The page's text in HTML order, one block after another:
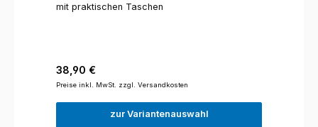
mit praktischen Taschen
Regulärer Preis:
38,90 €
Preise inkl. MwSt. zzgl. Versandkosten
zur Variantenauswahl